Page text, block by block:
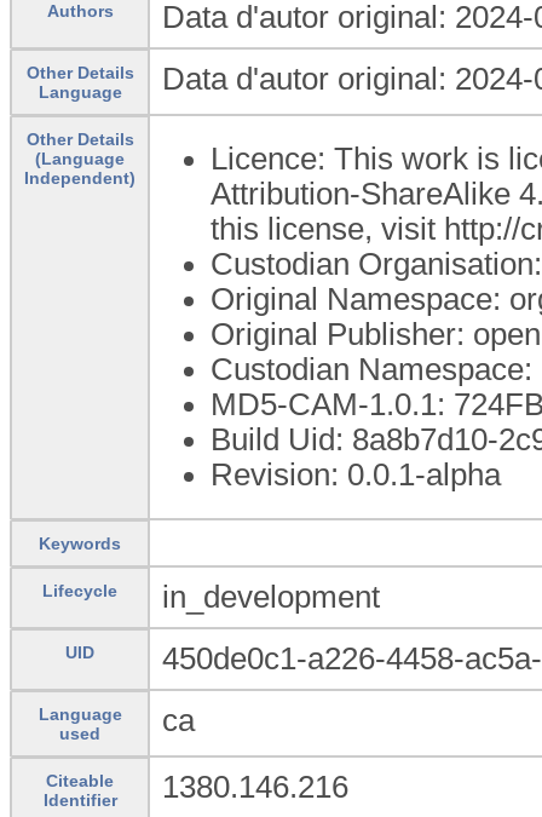
Authors Data d'autor original: 2024-
Other Details
Language
Data d'autor original: 2024-
Other Details
(Language
Independent)
Licence: This work is
Attribution-ShareAlike
this license, visit http://
Custodian
Original Namespace:
Original Publisher:
Custodian Namespace:
MD5-CAM-1.0.1:
Build Uid: 8a8b7d10-
Revision: 0.0.1-alpha
Keywords
Lifecycle in_development
UID 450de0c1-a226-4458-
Language
used
ca
Citeable
Identifier
1380.146.216